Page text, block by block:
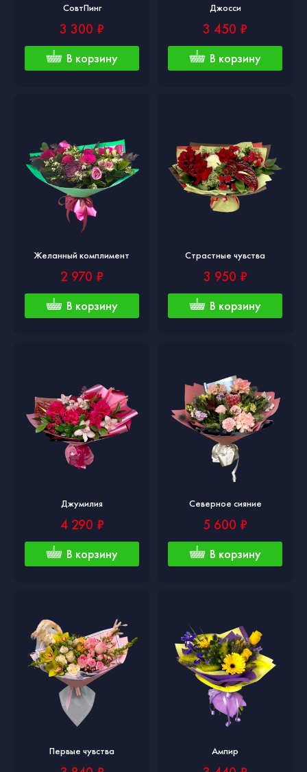
СовтПинг
3 300 ₽
В корзину
Джосси
3 450 ₽
В корзину
Желанный комплимент
2 970 ₽
В корзину
Страстные чувства
3 950 ₽
В корзину
Джумилия
4 290 ₽
В корзину
Северное сияние
5 600 ₽
В корзину
Первые чувства Ампир